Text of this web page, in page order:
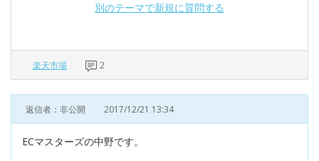
別のテーマで新規に質問する
楽天市場 2
返信者：非公開 2017/12/21 13:34
ECマスターズの中野です。